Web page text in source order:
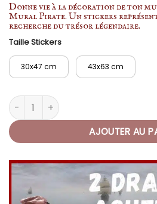
Donne vie à la décoration de ton
Mural Pirate. Un stickers
recherche du trésor légendaire.
Taille Stickers
30x47 cm 43x63 cm
quantité de Stickers Pirate
AJOUTER AU